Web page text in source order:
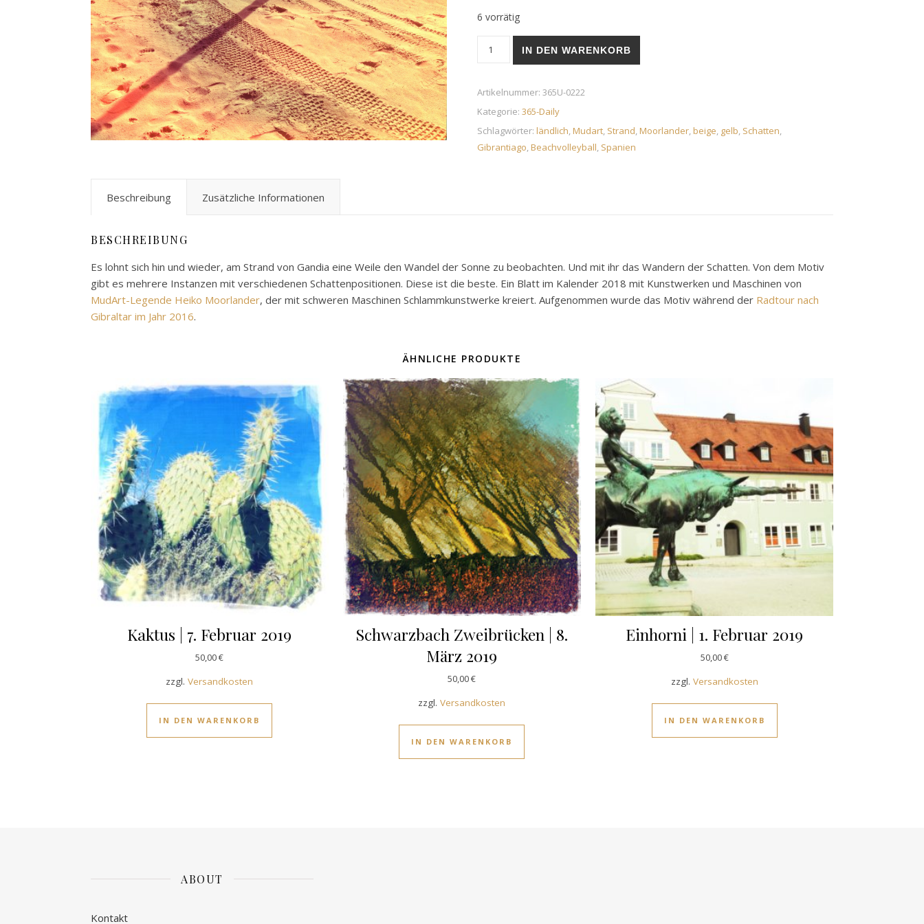
6 vorrätig
Pole Position | 09. August 2019 Menge
IN DEN WARENKORB
Artikelnummer: 365U-0222
Kategorie: 365-Daily
Schlagwörter: ländlich,Mudart, Strand,Moorlander,beige, gelb, Schatten,
Gibrantiago,Beachvolleyball, Spanien
Beschreibung Zusätzliche Informationen
BESCHREIBUNG
Es lohnt sich hin und wieder, am Strand von Gandia eine Weile den Wandel der Sonne zu beobachten. Und mit ihr das Wandern der Schatten. Von dem Motiv
gibt es mehrere Instanzen mit verschiedenen Schattenpositionen. Diese ist die beste. Ein Blatt im Kalender 2018 mit Kunstwerken und Maschinen von
MudArt-Legende Heiko Moorlander, der mit schweren Maschinen Schlammkunstwerke kreiert. Aufgenommen wurde das Motiv während der Radtour nach
Gibraltar im Jahr 2016.
ÄHNLICHE PRODUKTE
Kaktus | 7. Februar 2019
50,00€
zzgl.Versandkosten
IN DEN WARENKORB
Schwarzbach Zweibrücken | 8.
März 2019
50,00€
zzgl.Versandkosten
IN DEN WARENKORB
Einhorni | 1. Februar 2019
50,00€
zzgl. Versandkosten
IN DEN WARENKORB
ABOUT
Kontakt